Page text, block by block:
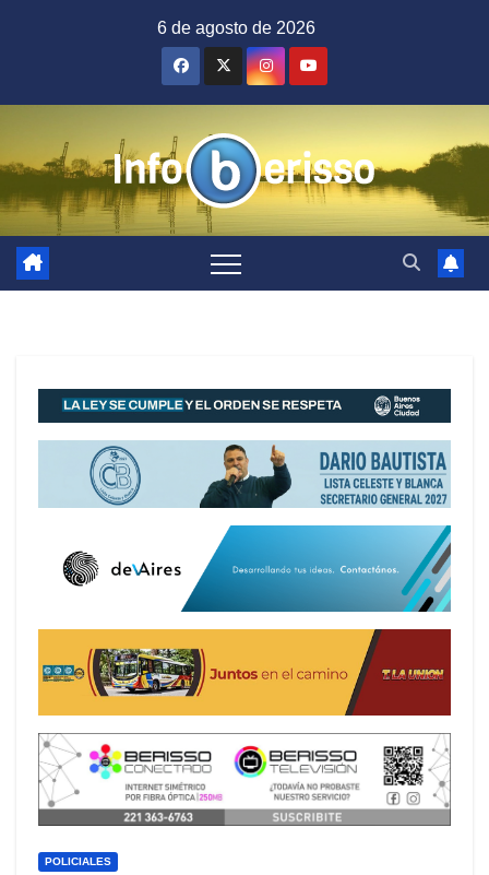
6 de agosto de 2026
POLICIALES